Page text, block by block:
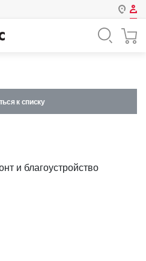
меня на этом
пароль?
к списку
и благоустройство